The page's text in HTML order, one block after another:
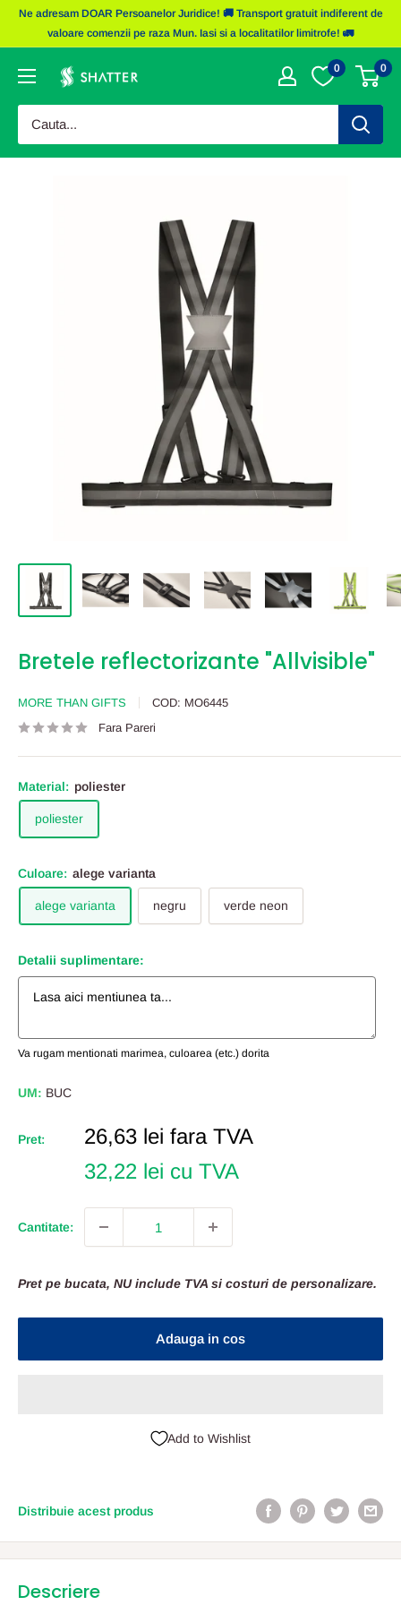
SaritiNe adresam DOAR Persoanelor Juridice! 🚚 Transport gratuit indiferent de
valoare comenzii pe raza Mun. Iasi si a localitatilor limitrofe! 🚛
Obiecte
Shatter
0 0
Bretele reflectorizante "Allvisible"
MORE THAN GIFTS COD: MO6445
Fara Pareri
Material: poliester
poliester
Culoare: alege varianta
alege varianta negru verde neon
Detalii suplimentare:
Va rugam mentionati marimea, culoarea (etc.) dorita
UM: BUC
Pret:
Pret
26,63 lei fara TVA
32,22 lei cu TVA
Cantitate:
Pret pe bucata, NU include TVA si costuri de personalizare.
Adauga in cos
Add to Wishlist
Distribuie acest produs
Descriere